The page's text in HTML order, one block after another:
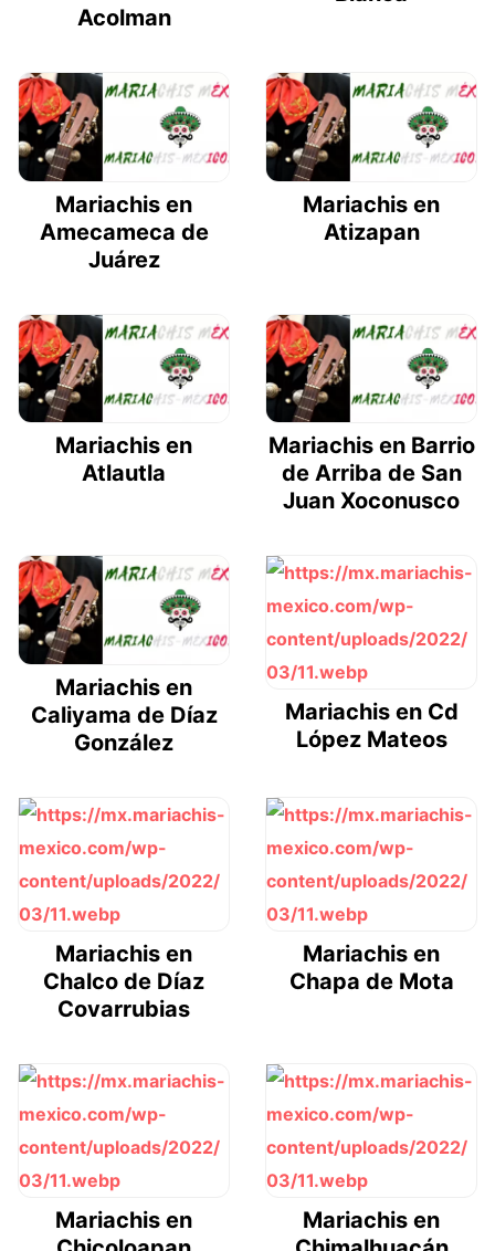
Acolman
Mariachis en
Amecameca de
Juárez
Mariachis en
Atizapan
Mariachis en
Atlautla
Mariachis en Barrio
de Arriba de San
Juan Xoconusco
Mariachis en
Caliyama de Díaz
González
Mariachis en Cd
López Mateos
Mariachis en
Chalco de Díaz
Covarrubias
Mariachis en
Chapa de Mota
Mariachis en
Mariachis en